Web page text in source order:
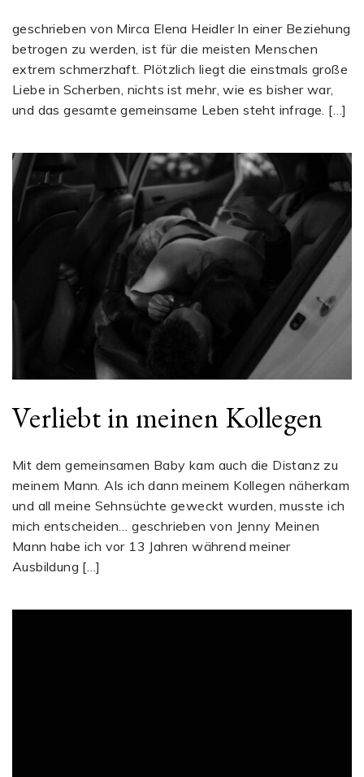
geschrieben von Mirca Elena Heidler In einer Beziehung
betrogen zu werden, ist für die meisten Menschen
extrem schmerzhaft. Plötzlich liegt die einstmals große
Liebe in Scherben, nichts ist mehr, wie es bisher war,
und das gesamte gemeinsame Leben steht infrage. […]
Verliebt in meinen Kollegen
Mit dem gemeinsamen Baby kam auch die Distanz zu
meinem Mann. Als ich dann meinem Kollegen näherkam
und all meine Sehnsüchte geweckt wurden, musste ich
mich entscheiden… geschrieben von Jenny Meinen
Mann habe ich vor 13 Jahren während meiner
Ausbildung […]